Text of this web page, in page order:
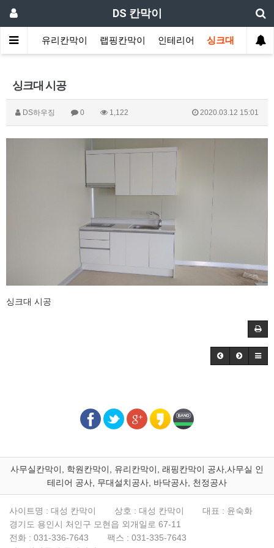
DS 칸막이
막이 유리칸막이 랩핑칸막이 인테리어 싱크대
싱크대 시공
DS하우징 0 1,122 2020.03.12 15:01
싱크대 시공
사무실칸막이, 학원칸막이, 유리칸막이, 래핑칸막이 공사,사무실 인
테리어 공사, 무대설치공사, 바닥공사, 천정공사
사이트명 : 대성 칸막이 상호 : 대성 칸막이
대표 : 윤숙화
경기도 용인시 처인구 모현읍 외개일로 67-11
전화 : 031-336-7643 팩스 : 031-335-7643